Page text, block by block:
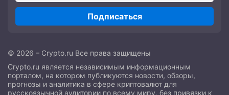
Подписаться
© 2026 – Crypto.ru Все права защищены
Crypto.ru является независимым информационным
порталом, на котором публикуются новости, обзоры,
прогнозы и аналитика в сфере криптовалют для
русскоязычной аудитории по всему миру, без привязки к